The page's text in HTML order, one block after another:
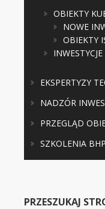
OBIEKTY
NOWE
OBIEKTY
EKSPERTYZY
NADZÓR
PRZEGLĄD
SZKOLENIA
PRZESZUKAJ